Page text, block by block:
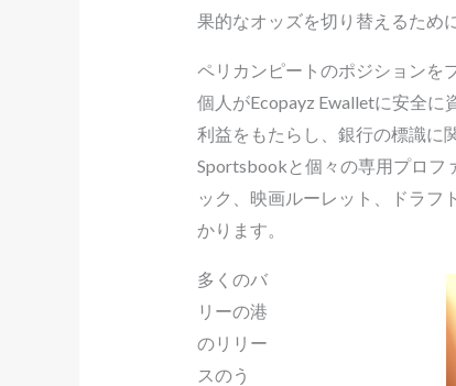
果的なオッズを切り替えるため
ペリカンピートのポジションを
個人がEcopayz Ewalletに安全
利益をもたらし、銀行の標識に
Sportsbookと個々の専用プロフ
ック、映画ルーレット、ドラフ
かります。
多くのバ
リーの港
のリリー
スのう